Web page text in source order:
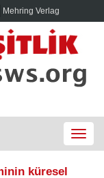
Mehring Verlag
Toggle
küresel